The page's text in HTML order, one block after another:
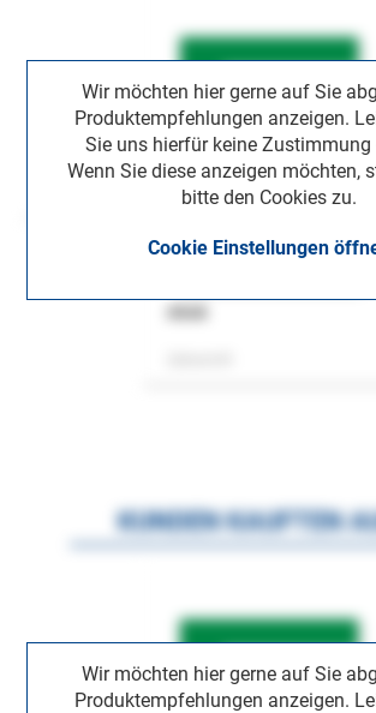
Wir möchten hier gerne auf Sie
Produktempfehlungen anzeigen.
Sie uns hierfür keine Zustimmung
Wenn Sie diese anzeigen möchten,
bitte den Cookies zu.
Cookie Einstellungen
Wir möchten hier gerne auf Sie
Produktempfehlungen anzeigen.
KUNDEN KAUFTEN